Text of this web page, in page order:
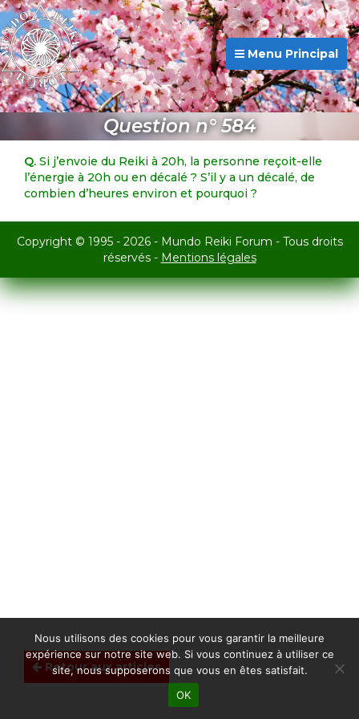
Menu Principal
Question n° 584
Retour aux articles
Q. Si j’envoie du Reiki à 20h, la personne reçoit-elle
l’énergie à 20h ou en décalé ? S’il y a un décalé, de
combien d’heures environ et pourquoi ?
Copyright © 1995 - 2026 - Mundo Reiki Forum - Tous droits
réservés - Mentions légales
Nous utilisons des cookies pour vous garantir la meilleure
expérience sur notre site web. Si vous continuez à utiliser ce
site, nous supposerons que vous en êtes satisfait.
OK